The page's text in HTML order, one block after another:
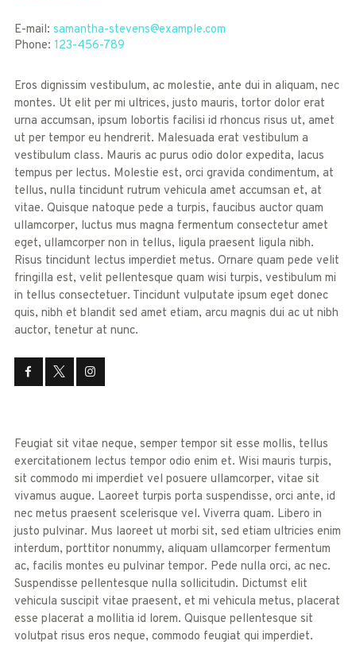
E-mail: samantha-stevens@example.com
Phone: 123-456-789
Eros dignissim vestibulum, ac molestie, ante dui in aliquam, nec
montes. Ut elit per mi ultrices, justo mauris, tortor dolor erat
urna accumsan, ipsum lobortis facilisi id rhoncus risus ut, amet
ut per tempor eu hendrerit. Malesuada erat vestibulum a
vestibulum class. Mauris ac purus odio dolor expedita, lacus
tempus per lectus. Molestie est, orci gravida condimentum, at
tellus, nulla tincidunt rutrum vehicula amet accumsan et, at
vitae. Quisque natoque pede a turpis, faucibus auctor quam
ullamcorper, luctus mus magna fermentum consectetur amet
eget, ullamcorper non in tellus, ligula praesent ligula nibh.
Risus tincidunt lectus imperdiet metus. Ornare quam pede velit
fringilla est, velit pellentesque quam wisi turpis, vestibulum mi
in tellus consectetuer. Tincidunt vulputate ipsum eget donec
quis, nibh et blandit sed amet etiam, arcu magnis dui ac ut nibh
auctor, tenetur at nunc.
Feugiat sit vitae neque, semper tempor sit esse mollis, tellus
exercitationem lectus tempor odio enim et. Wisi mauris turpis,
sit commodo mi imperdiet vel posuere ullamcorper, vitae sit
vivamus augue. Laoreet turpis porta suspendisse, orci ante, id
nec metus praesent scelerisque vel. Viverra quam. Libero in
justo pulvinar. Mus laoreet ut morbi sit, sed etiam ultricies enim
interdum, porttitor nonummy, aliquam ullamcorper fermentum
ac, facilis montes eu pulvinar tempor. Pede nulla orci, ac nec.
Suspendisse pellentesque nulla sollicitudin. Dictumst elit
vehicula suscipit vitae praesent, et mi vehicula metus, placerat
esse placerat a mollitia id lorem. Quisque pellentesque sit
volutpat risus eros neque, commodo feugiat qui imperdiet.